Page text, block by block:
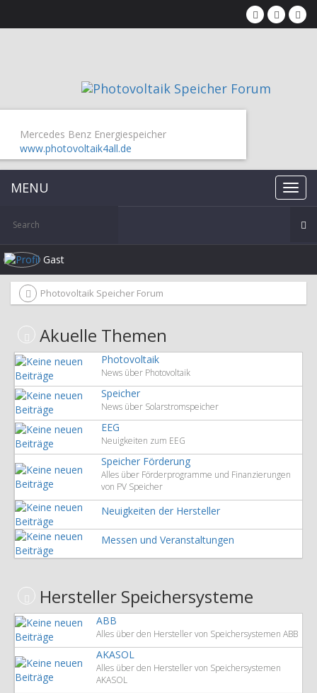
Mercedes Benz Energiespeicher
www.photovoltaik4all.de
MENU
Gast
Photovoltaik Speicher Forum
Akuelle Themen
Photovoltaik
News über Photovoltaik
Speicher
News über Solarstromspeicher
EEG
Neuigkeiten zum EEG
Speicher Förderung
Alles über Förderprogramme und Finanzierungen
von PV Speicher
Neuigkeiten der Hersteller
Messen und Veranstaltungen
Hersteller Speichersysteme
ABB
Alles über den Hersteller von Speichersystemen ABB
AKASOL
Alles über den Hersteller von Speichersystemen
AKASOL